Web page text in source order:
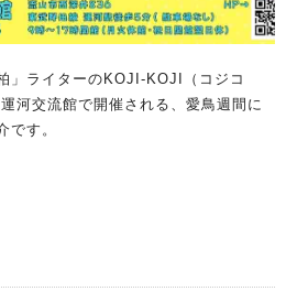
」ライターのKOJI-KOJI（コジコ
です。